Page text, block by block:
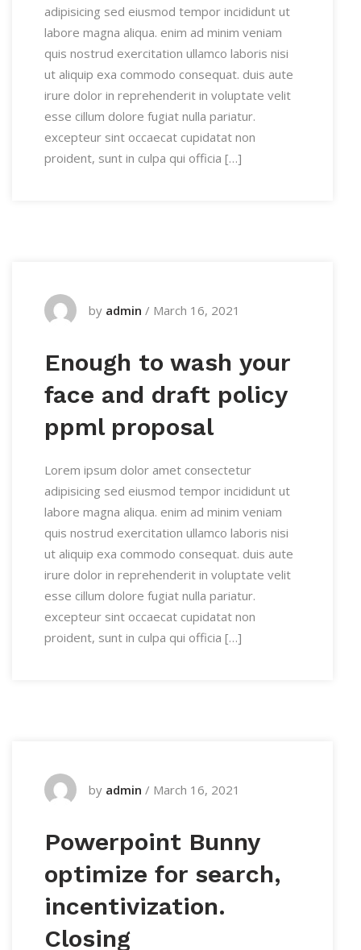
adipisicing sed eiusmod tempor incididunt ut
labore magna aliqua. enim ad minim veniam
quis nostrud exercitation ullamco laboris nisi
ut aliquip exa commodo consequat. duis aute
irure dolor in reprehenderit in voluptate velit
esse cillum dolore fugiat nulla pariatur.
excepteur sint occaecat cupidatat non
proident, sunt in culpa qui officia […]
by admin / March 16, 2021
Enough to wash your
face and draft policy
ppml proposal
Lorem ipsum dolor amet consectetur
adipisicing sed eiusmod tempor incididunt ut
labore magna aliqua. enim ad minim veniam
quis nostrud exercitation ullamco laboris nisi
ut aliquip exa commodo consequat. duis aute
irure dolor in reprehenderit in voluptate velit
esse cillum dolore fugiat nulla pariatur.
excepteur sint occaecat cupidatat non
proident, sunt in culpa qui officia […]
by admin / March 16, 2021
Powerpoint Bunny
optimize for search,
incentivization.
Closing